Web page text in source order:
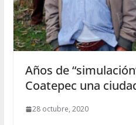
Años de
Coatepec una
28 octubre, 2020